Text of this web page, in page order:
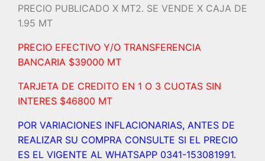
PRECIO PUBLICADO X MT2. SE VENDE X CAJA DE
1.95 MT
PRECIO EFECTIVO Y/O TRANSFERENCIA
BANCARIA $39000 MT
TARJETA DE CREDITO EN 1 O 3 CUOTAS SIN
INTERES $46800 MT
POR VARIACIONES INFLACIONARIAS, ANTES DE
REALIZAR SU COMPRA CONSULTE SI EL PRECIO
ES EL VIGENTE AL WHATSAPP 0341-153081991.